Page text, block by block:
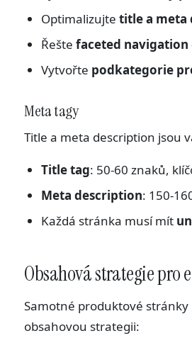
Optimalizujte title a meta
Řešte faceted navigation
Vytvořte podkategorie
Meta tagy
Title a meta description jsou
Title tag: 50-60 znaků,
Meta description: 150-
Každá stránka musí mít
Obsahová strategie pro
Samotné produktové
obsahovou strategii: